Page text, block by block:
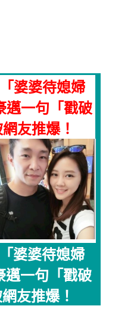
婆婆待媳婦
邁一句「戳破
友推爆！
婆婆待媳婦
邁一句「戳破
友推爆！